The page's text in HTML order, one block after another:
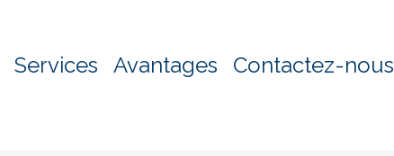
Services Avantages Contactez-nous